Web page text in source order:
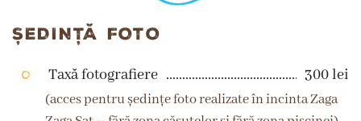
ȘEDINȚĂ FOTO
Taxă fotografiere 300 lei
(acces pentru ședințe foto realizate în incinta Zaga